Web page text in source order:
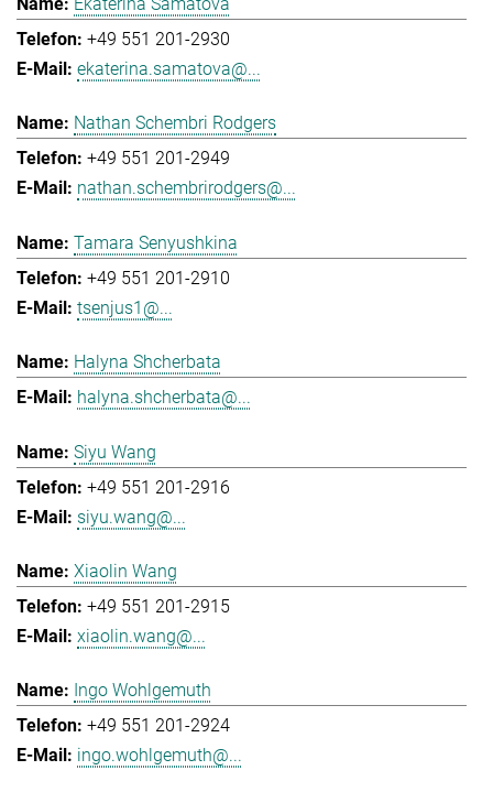
+49 551 201-2930
ekaterina.samatova@...
Nathan Schembri Rodgers
+49 551 201-2949
nathan.schembrirodgers@...
Tamara Senyushkina
+49 551 201-2910
tsenjus1@...
Halyna Shcherbata
halyna.shcherbata@...
Siyu Wang
+49 551 201-2916
siyu.wang@...
Xiaolin Wang
+49 551 201-2915
xiaolin.wang@...
Ingo Wohlgemuth
+49 551 201-2924
ingo.wohlgemuth@...